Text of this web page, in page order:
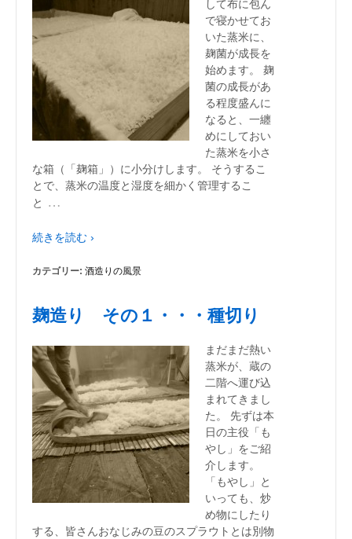
して布に包ん
で寝かせてお
いた蒸米に、
麹菌が成長を
始めます。 麹
菌の成長があ
る程度盛んに
なると、一纏
めにしておい
た蒸米を小さ
な箱（「麹箱」）に小分けします。 そうするこ
とで、蒸米の温度と湿度を細かく管理するこ
と
…
続きを読む ›
カテゴリー: 酒造りの風景
麹造り その１・・・種切り
まだまだ熱い
蒸米が、蔵の
二階へ運び込
まれてきまし
た。 先ずは本
日の主役「も
やし」をご紹
介します。
「もやし」と
いっても、炒
め物にしたり
する、皆さんおなじみの豆のスプラウトとは別物